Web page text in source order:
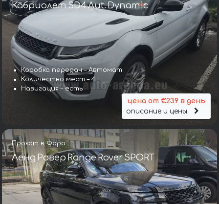
Кабриолет SD4 Aut. Dynamic
Коробка передач – Автомат
Количество мест – 4
Навигация – есть
цена от €239 в день
описание и цены
Прокат в Фаро
Ленд Ровер Range Rover SPORT